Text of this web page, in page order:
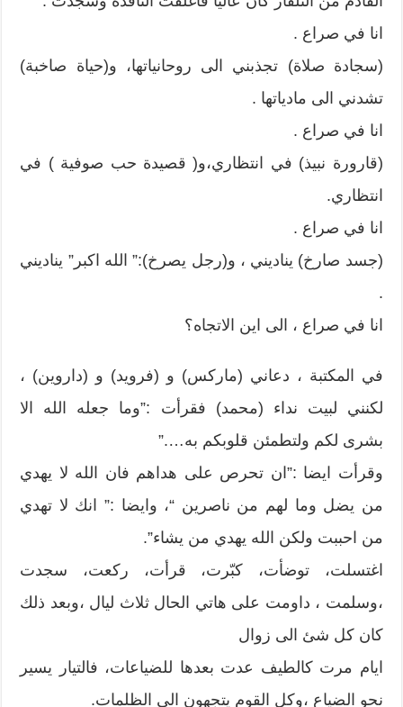
انا في صراع .
(سجادة صلاة) تجذبني الى روحانياتها، و(حياة صاخبة)
تشدني الى مادياتها .
انا في صراع .
(قارورة نبيذ) في انتظاري،و( قصيدة حب صوفية ) في
انتظاري.
انا في صراع .
(جسد صارخ) يناديني ، و(رجل يصرخ):” الله اكبر” يناديني
.
انا في صراع ، الى اين الاتجاه؟
في المكتبة ، دعاني (ماركس) و (فرويد) و (داروين) ،
لكنني لبيت نداء (محمد) فقرأت :”وما جعله الله الا
بشرى لكم ولتطمئن قلوبكم به….”
وقرأت ايضا :”ان تحرص على هداهم فان الله لا يهدي
من يضل وما لهم من ناصرين “، وايضا :” انك لا تهدي
من احببت ولكن الله يهدي من يشاء”.
اغتسلت، توضأت، كبّرت، قرأت، ركعت، سجدت
،وسلمت ، داومت على هاتي الحال ثلاث ليال ،وبعد ذلك
كان كل شئ الى زوال
ايام مرت كالطيف عدت بعدها للضياعات، فالتيار يسير
نحو الضياع ،وكل القوم يتجهون الى الظلمات.